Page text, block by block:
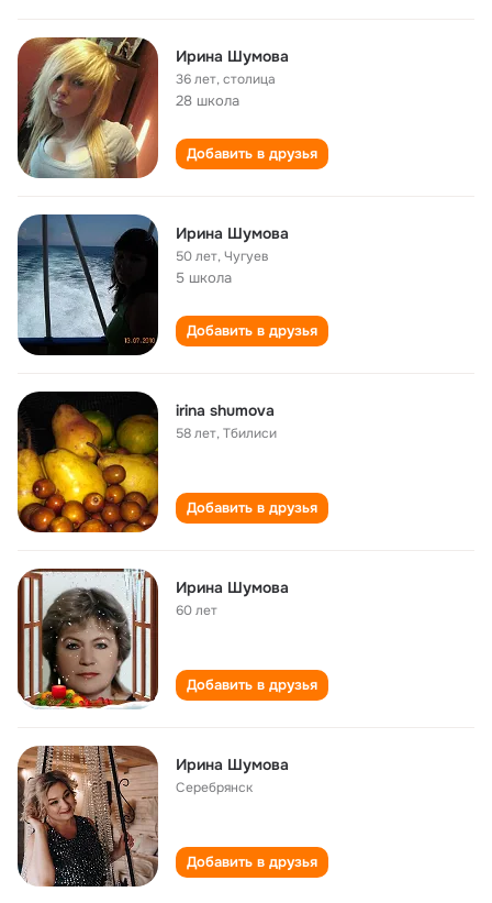
Ирина Шумова
36 лет,столица
28 школа
Добавить в друзья
Ирина Шумова
50 лет,Чугуев
5 школа
Добавить в друзья
irina shumova
58 лет,Тбилиси
Добавить в друзья
Ирина Шумова
60 лет
Добавить в друзья
Ирина Шумова
Серебрянск
Добавить в друзья